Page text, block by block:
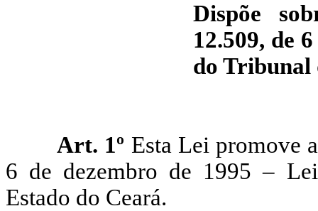
Dispõe
12.509, de
do Tribunal
Art. 1º Esta Lei promove
6 de dezembro de 1995 –
Estado do Ceará.